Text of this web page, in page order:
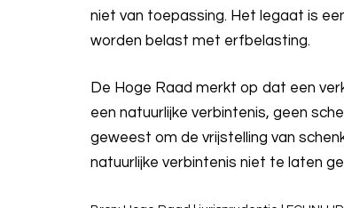
niet van toepassing. Het legaat is
worden belast met erfbelasting.
De Hoge Raad merkt op dat een
een natuurlijke verbintenis, geen
geweest om de vrijstelling van
natuurlijke verbintenis niet te laten